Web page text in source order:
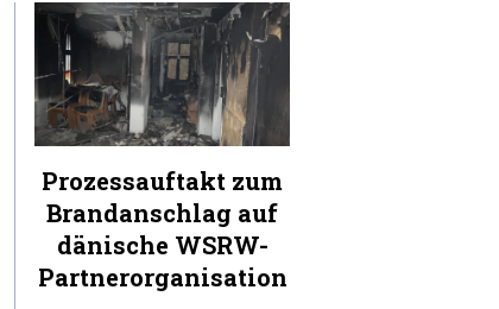
Prozessauftakt zum
Brandanschlag auf
dänische WSRW-
Partnerorganisation